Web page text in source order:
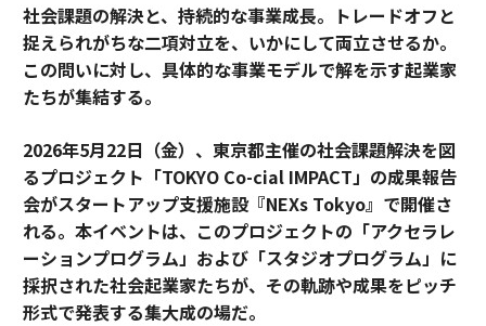
社会課題の解決と、持続的な事業成長。トレードオフと
捉えられがちな二項対立を、いかにして両立させるか。
この問いに対し、具体的な事業モデルで解を示す起業家
たちが集結する。
2026年5月22日（金）、東京都主催の社会課題解決を図
るプロジェクト「TOKYO Co-cial IMPACT」の成果報告
会がスタートアップ支援施設『NEXs Tokyo』で開催さ
れる。本イベントは、このプロジェクトの「アクセラレ
ーションプログラム」および「スタジオプログラム」に
採択された社会起業家たちが、その軌跡や成果をピッチ
形式で発表する集大成の場だ。